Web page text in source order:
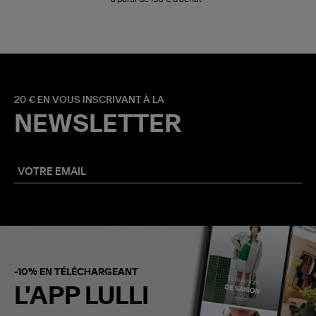
20 € EN VOUS INSCRIVANT À LA
NEWSLETTER
-10% EN TÉLÉCHARGEANT
L'APP LULLI